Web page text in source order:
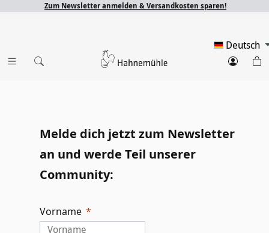
Zum Newsletter anmelden & Versandkosten sparen!
Deutsch
Melde dich jetzt zum Newsletter
an und werde Teil unserer
Community:
Vorname